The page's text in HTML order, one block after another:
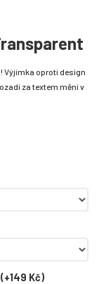
Výjimka oproti design
za textem mění v
(+149 Kč)